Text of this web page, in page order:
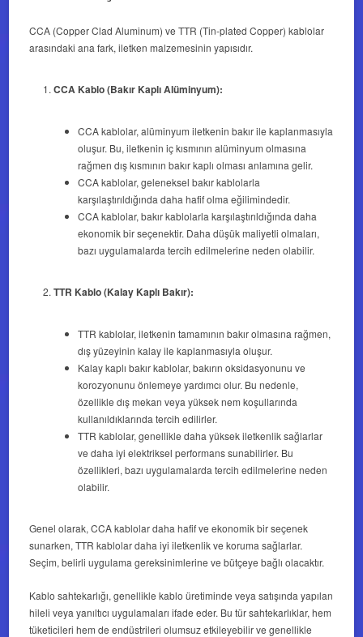
CCA (Copper Clad Aluminum) ve TTR (Tin-plated Copper) kablolar
arasındaki ana fark, iletken malzemesinin yapısıdır.
CCA Kablo (Bakır Kaplı Alüminyum):
CCA kablolar, alüminyum iletkenin bakır ile kaplanmasıyla
oluşur. Bu, iletkenin iç kısmının alüminyum olmasına
rağmen dış kısmının bakır kaplı olması anlamına gelir.
CCA kablolar, geleneksel bakır kablolarla
karşılaştırıldığında daha hafif olma eğilimindedir.
CCA kablolar, bakır kablolarla karşılaştırıldığında daha
ekonomik bir seçenektir. Daha düşük maliyetli olmaları,
bazı uygulamalarda tercih edilmelerine neden olabilir.
TTR Kablo (Kalay Kaplı Bakır):
TTR kablolar, iletkenin tamamının bakır olmasına rağmen,
dış yüzeyinin kalay ile kaplanmasıyla oluşur.
Kalay kaplı bakır kablolar, bakırın oksidasyonunu ve
korozyonunu önlemeye yardımcı olur. Bu nedenle,
özellikle dış mekan veya yüksek nem koşullarında
kullanıldıklarında tercih edilirler.
TTR kablolar, genellikle daha yüksek iletkenlik sağlarlar
ve daha iyi elektriksel performans sunabilirler. Bu
özellikleri, bazı uygulamalarda tercih edilmelerine neden
olabilir.
Genel olarak, CCA kablolar daha hafif ve ekonomik bir seçenek
sunarken, TTR kablolar daha iyi iletkenlik ve koruma sağlarlar.
Seçim, belirli uygulama gereksinimlerine ve bütçeye bağlı olacaktır.
Kablo sahtekarlığı, genellikle kablo üretiminde veya satışında yapılan
hileli veya yanıltıcı uygulamaları ifade eder. Bu tür sahtekarlıklar, hem
tüketicileri hem de endüstrileri olumsuz etkileyebilir ve genellikle